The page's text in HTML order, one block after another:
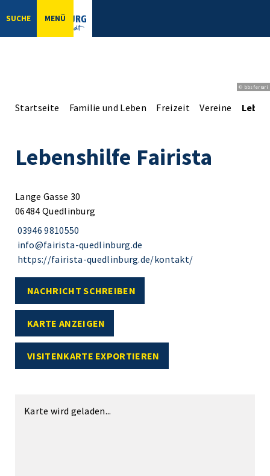
SUCHE MENÜ
© bbsferrari
Startseite Familie und Leben Freizeit Vereine
Lebenshilfe Fairista
Lange Gasse 30
06484 Quedlinburg
03946 9810550
info@fairista-quedlinburg.de
https://fairista-quedlinburg.de/kontakt/
NACHRICHT SCHREIBEN
KARTE ANZEIGEN
VISITENKARTE EXPORTIEREN
Karte wird geladen...